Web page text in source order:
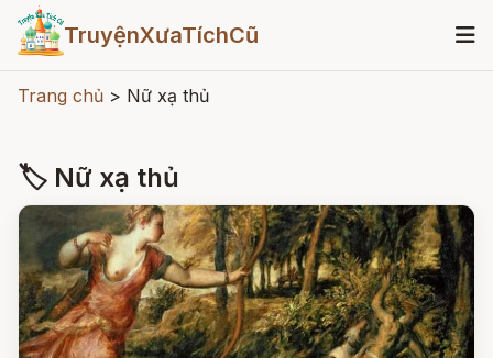
TruyệnXưaTíchCũ
Trang chủ > Nữ xạ thủ
🏷 Nữ xạ thủ